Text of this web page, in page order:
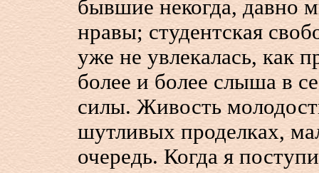
бывшие некогда, давно
нравы; студентская
уже не увлекалась, как
более и более слыша в
силы. Живость
шутливых проделках,
очередь. Когда я